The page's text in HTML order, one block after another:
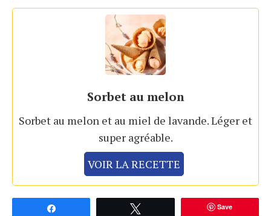
Sorbet au melon
Sorbet au melon et au miel de lavande. Léger et
super agréable.
VOIR LA RECETTE
Save